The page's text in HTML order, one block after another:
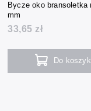
Bycze oko bransoletka
mm
33,65 zł
Do